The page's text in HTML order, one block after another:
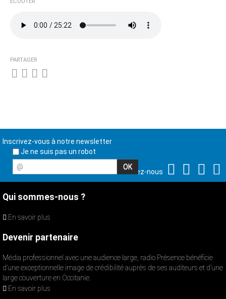
PARTAGER
Inscrivez-vous à notre newsletter
Je ne suis pas un robot
@
Suivez-nous
Qui sommes-nous ?
En savoir plus
Devenir partenaire
Média professionnel avec une audience large, radio Présence bénéficie
d’une exceptionnelle image de crédibilité auprès de ses auditeurs et d’une
large couverture en Occitanie.
En savoir plus